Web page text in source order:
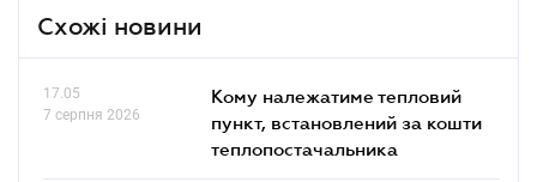
Схожі новини
17.05
7 серпня 2026
Кому належатиме тепловий
пункт, встановлений за кошти
теплопостачальника